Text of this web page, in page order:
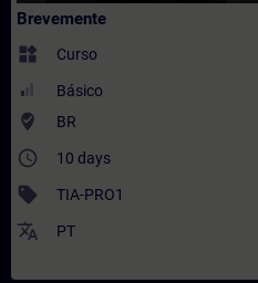
Brevemente
widgets Curso
Básico
where_to_vote BR
access_time 10 days
sell TIA-PRO1
translate PT